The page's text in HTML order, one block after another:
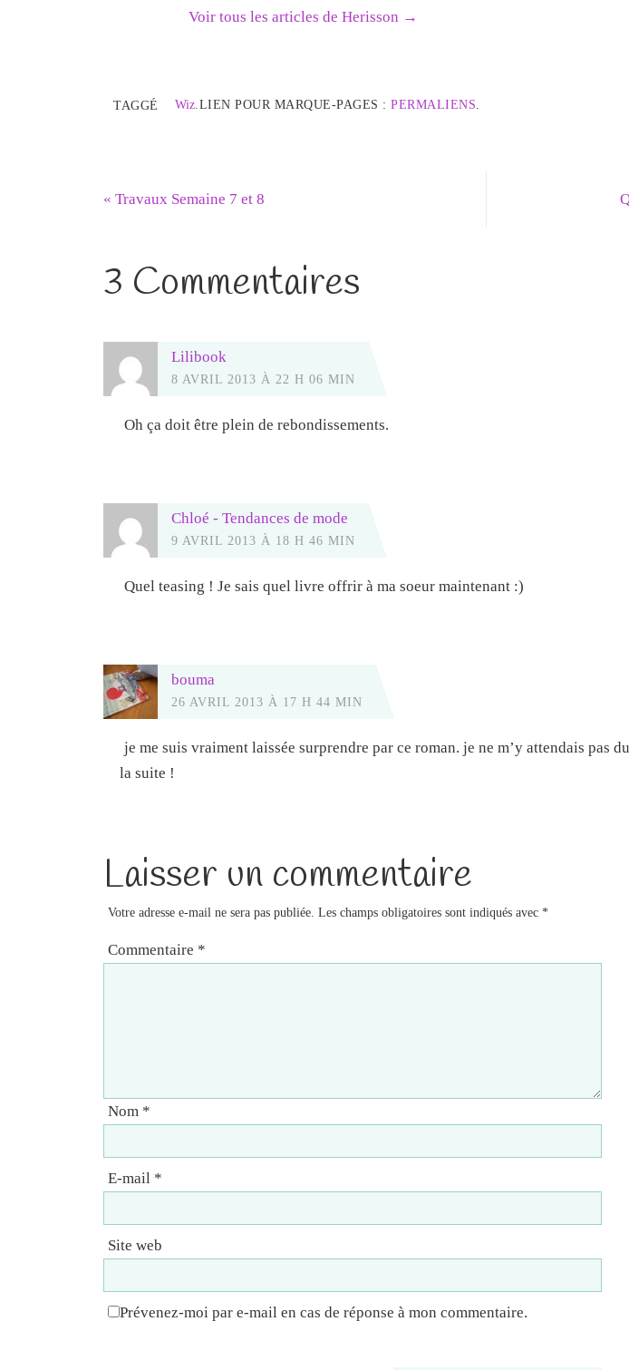
Voir tous les articles de Herisson →
TAGGÉ Wiz. LIEN POUR MARQUE-PAGES : PERMALIENS
« Travaux Semaine 7 et 8
3 Commentaires
Lilibook
8 AVRIL 2013 À 22 H 06 MIN
Oh ça doit être plein de rebondissements.
Chloé - Tendances de mode
9 AVRIL 2013 À 18 H 46 MIN
Quel teasing ! Je sais quel livre offrir à ma soeur maintenant :)
bouma
26 AVRIL 2013 À 17 H 44 MIN
je me suis vraiment laissée surprendre par ce roman. je ne m’y attendais pas
la suite !
Laisser un commentaire
Votre adresse e-mail ne sera pas publiée. Les champs obligatoires sont indiqués avec *
Commentaire *
Nom *
E-mail *
Site web
Prévenez-moi par e-mail en cas de réponse à mon commentaire.